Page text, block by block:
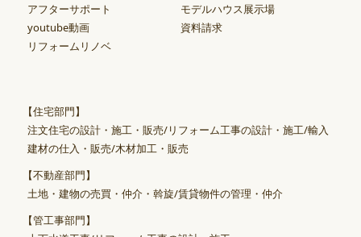
アフターサポート
youtube動画
リフォームリノベ
モデルハウス展示場
資料請求
【住宅部門】
注文住宅の設計・施工・販売/リフォーム工事の設計・施工/輸入
建材の仕入・販売/木材加工・販売
【不動産部門】
土地・建物の売買・仲介・斡旋/賃貸物件の管理・仲介
【管工事部門】